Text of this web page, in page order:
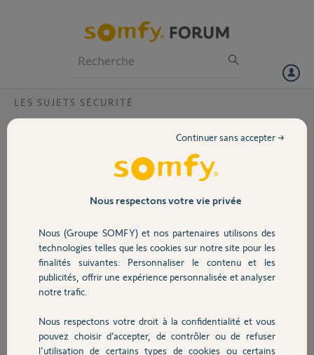
Volet
Sécurité
Domotique
Chauffage
LES SUJETS SÉCURITÉ
Connexion home contrôle pro Freebox one
je possède une home contrôle pro initialement sous une box sfr. Je
suis passé ce jour chez sur une box one de free et impossible de
connecter l'alarme au serveur via le port Rj45 de la box.
merci de votre aide
cordialement
REMY T.
Nous respectons votre vie privée
Nous (Groupe SOMFY) et nos partenaires utilisons des
technologies telles que les cookies sur notre site pour les
finalités suivantes: Personnaliser le contenu et les
publicités, offrir une expérience personnalisée et analyser
notre trafic.
Nous respectons votre droit à la confidentialité et vous
pouvez choisir d’accepter, de contrôler ou de refuser
l'utilisation de certains types de cookies ou certains
Continuer sans accepter →